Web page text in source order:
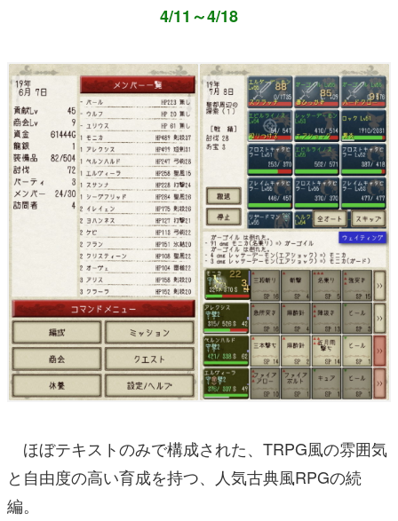
4/11～4/18
ほぼテキストのみで構成された、TRPG風の雰囲気
と自由度の高い育成を持つ、人気古典風RPGの続
編。